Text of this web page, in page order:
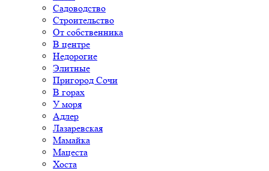
Садоводство
Строительство
От собственника
В центре
Недорогие
Элитные
Пригород Сочи
В горах
У моря
Адлер
Лазаревская
Мамайка
Мацеста
Хоста